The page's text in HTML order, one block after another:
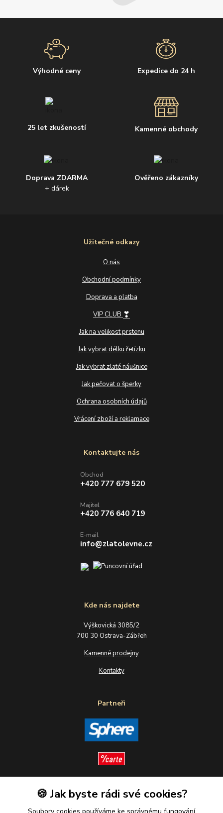
Výhodné ceny Expedice do 24 h
25 let zkušeností Kamenné obchody
Doprava ZDARMA
+ dárek
Ověřeno zákazníky
Užitečné odkazy
O nás
Obchodní podmínky
Doprava a platba
VIP CLUB ❣
Jak na velikost prstenu
Jak vybrat délku řetízku
Jak vybrat zlaté náušnice
Jak pečovat o šperky
Ochrana osobních údajů
Vrácení zboží a reklamace
Kde nás najdete
Výškovická 3085/2
700 30 Ostrava-Zábřeh
Kamenné prodejny
Kontakty
Partneři
Sledujte nás
Kontaktujte nás
Obchod
+420 777 679 520
Majitel
+420 776 640 719
E-mail
info@zlatolevne.cz
🍪 Jak byste rádi své cookies?